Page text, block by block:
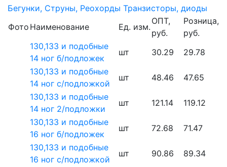
Бегунки, Струны, Реохорды Транзисторы, диоды
Фото Наименование Ед. изм.
ОПТ,
руб.
Розница,
руб.
130,133 и подобные
14 ног б/подложек
шт 30.29
29.78
130,133 и подобные
14 ног с/подложкой
шт 48.46
47.65
130,133 и подобные
14 ног 2/подложки
шт 121.14
119.12
130,133 и подобные
16 ног б/подложек
шт 72.68
71.47
130,133 и подобные
16 ног с/подложкой
шт 90.86
89.34